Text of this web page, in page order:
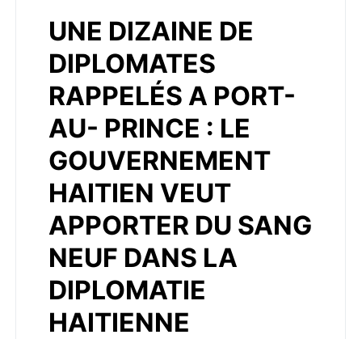
UNE DIZAINE DE
DIPLOMATES
RAPPELÉS A PORT-
AU- PRINCE : LE
GOUVERNEMENT
HAITIEN VEUT
APPORTER DU SANG
NEUF DANS LA
DIPLOMATIE
HAITIENNE